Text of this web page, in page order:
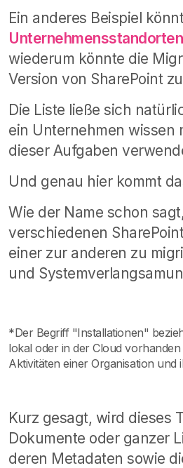
Ein anderes Beispiel
wiederum könnte die
Version von SharePoint
Die Liste ließe sich
ein Unternehmen wissen
dieser Aufgaben
Und genau hier kommt
Wie der Name schon
verschiedenen
einer zur anderen zu
und
*Der Begriff "Installationen"
lokal oder in der Cloud
Aktivitäten einer Organisation und
Kurz gesagt, wird dieses
Dokumente oder ganzer
deren Metadaten sowie